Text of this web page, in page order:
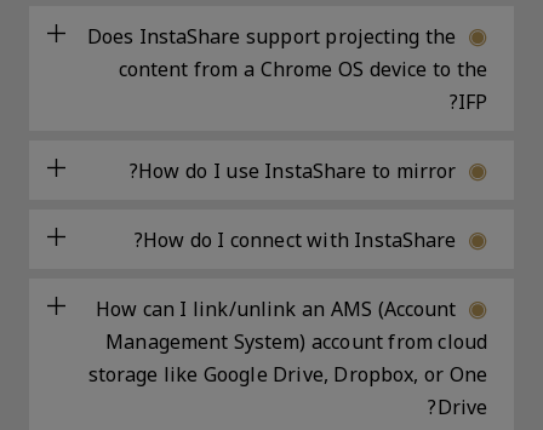
Does InstaShare support projecting the
content from a Chrome OS device to the
IFP?
How can I link/unlink an AMS (Account
Management System) account from cloud
storage like Google Drive, Dropbox, or One
Drive?